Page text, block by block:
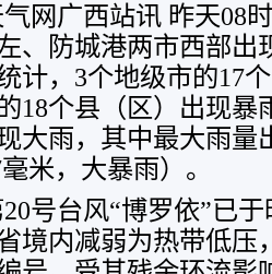
网广西站讯 昨天08
、防城港两市西部出
计，3个地级市的17
18个县 （区） 出现暴
大雨，其中最大雨量
米，大暴雨）。
号台风“博罗依”已
境内减弱为热带低压